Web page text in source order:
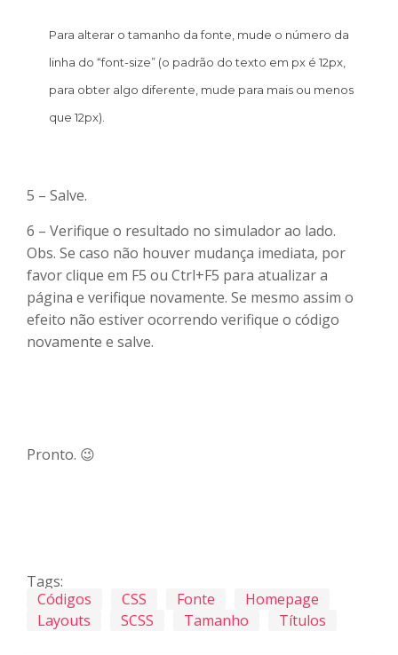
Para alterar o tamanho da fonte, mude o número da
linha do “font-size” (o padrão do texto em px é 12px,
para obter algo diferente, mude para mais ou menos
que 12px).
5 – Salve.
6 – Verifique o resultado no simulador ao lado.
Obs. Se caso não houver mudança imediata, por
favor clique em F5 ou Ctrl+F5 para atualizar a
página e verifique novamente. Se mesmo assim o
efeito não estiver ocorrendo verifique o código
novamente e salve.
Pronto. 😉
Tags:
Códigos
CSS Fonte
Homepage
Layouts
SCSS Tamanho Títulos